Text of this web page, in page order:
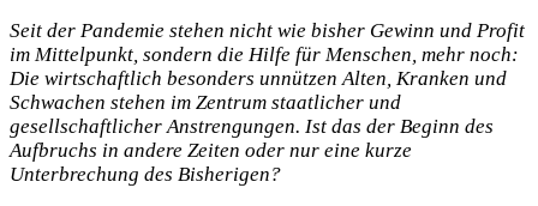
Seit der Pandemie stehen nicht wie bisher Gewinn und Profit
im Mittelpunkt, sondern die Hilfe für Menschen, mehr noch:
Die wirtschaftlich besonders unnützen Alten, Kranken und
Schwachen stehen im Zentrum staatlicher und
gesellschaftlicher Anstrengungen. Ist das der Beginn des
Aufbruchs in andere Zeiten oder nur eine kurze
Unterbrechung des Bisherigen?